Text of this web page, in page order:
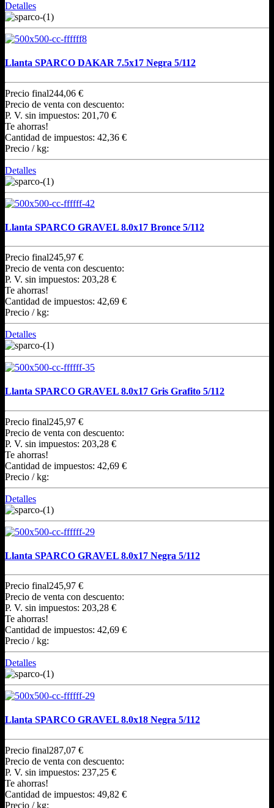
Detalles
Llanta SPARCO DAKAR 7.5x17 Negra 5/112
Precio final244,06 €
Precio de venta con descuento:
P. V. sin impuestos: 201,70 €
Te ahorras!
Cantidad de impuestos: 42,36 €
Precio / kg:
Detalles
Llanta SPARCO GRAVEL 8.0x17 Bronce 5/112
Precio final245,97 €
Precio de venta con descuento:
P. V. sin impuestos: 203,28 €
Te ahorras!
Cantidad de impuestos: 42,69 €
Precio / kg:
Detalles
Llanta SPARCO GRAVEL 8.0x17 Gris Grafito 5/112
Precio final245,97 €
Precio de venta con descuento:
P. V. sin impuestos: 203,28 €
Te ahorras!
Cantidad de impuestos: 42,69 €
Precio / kg:
Detalles
Llanta SPARCO GRAVEL 8.0x17 Negra 5/112
Precio final245,97 €
Precio de venta con descuento:
P. V. sin impuestos: 203,28 €
Te ahorras!
Cantidad de impuestos: 42,69 €
Precio / kg:
Detalles
Llanta SPARCO GRAVEL 8.0x18 Negra 5/112
Precio final287,07 €
Precio de venta con descuento:
P. V. sin impuestos: 237,25 €
Te ahorras!
Cantidad de impuestos: 49,82 €
Precio / kg: